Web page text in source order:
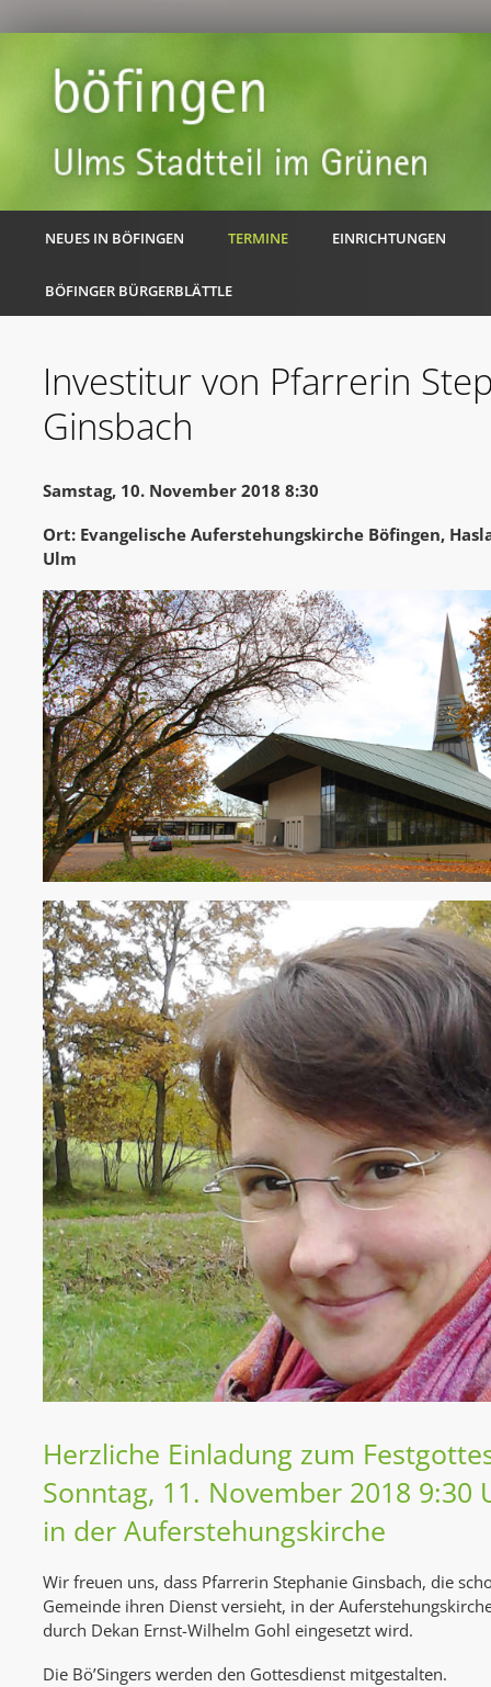
NEUES IN BÖFINGEN TERMINE EINRICHTUNGEN
BÖFINGER BÜRGERBLÄTTLE
Investitur von Pfarrerin
Ginsbach
Samstag, 10. November 2018 8:30
Ort: Evangelische Auferstehungskirche Böfingen,
Ulm
Herzliche Einladung zum
Sonntag, 11. November 2018 9:30
in der Auferstehungskirche
Wir freuen uns, dass Pfarrerin Stephanie Ginsbach, die
Gemeinde ihren Dienst versieht, in der
durch Dekan Ernst-Wilhelm Gohl eingesetzt wird.
Die Bö’Singers werden den Gottesdienst mitgestalten.